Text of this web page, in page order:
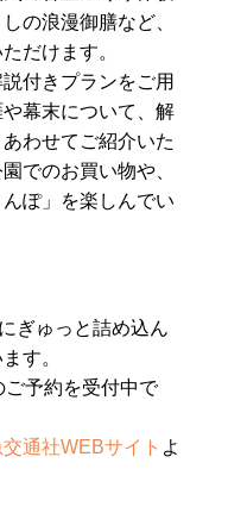
の浪漫御膳など、
だけます。
付きプランをご用
幕末について、解
わせてご紹介いた
でのお買い物や、
ぽ」を楽しんでい
ぎゅっと詰め込ん
す。
予約を受付中で
交通社WEBサイト よ